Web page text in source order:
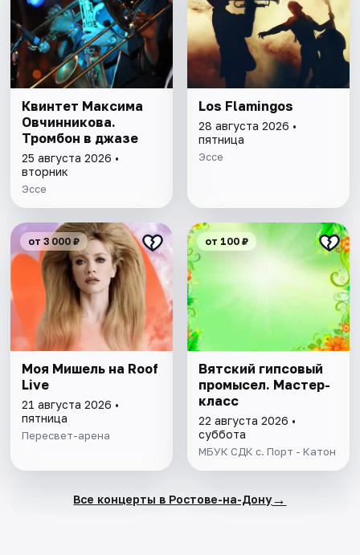
Квинтет Максима
Овчинникова.
Тромбон в джазе
25 августа 2026 •
вторник
Эссе
Los Flamingos
28 августа 2026 •
пятница
Эссе
от 3 000 ₽
Моя Мишель на Roof
Live
21 августа 2026 •
пятница
Пересвет-арена
от 100 ₽
Вятский гипсовый
промысел. Мастер-
класс
22 августа 2026 •
суббота
МБУК СДК с. Порт - Катон
Все концерты в Ростове-на-Дону→